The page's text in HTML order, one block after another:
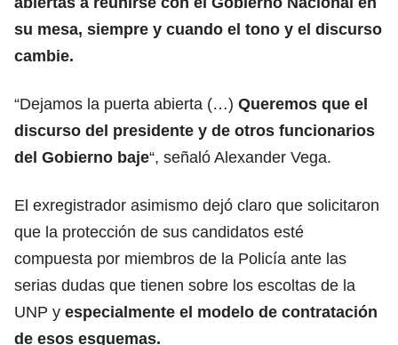
su mesa, siempre y cuando el tono y el discurso
cambie.
“Dejamos la puerta abierta (…) Queremos que el
discurso del presidente y de otros funcionarios
del Gobierno baje“, señaló Alexander Vega.
El exregistrador asimismo dejó claro que solicitaron
que la protección de sus candidatos esté
compuesta por miembros de la Policía ante las
serias dudas que tienen sobre los escoltas de la
UNP y especialmente el modelo de contratación
de esos esquemas.